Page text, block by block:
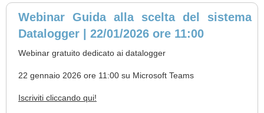
Webinar Guida alla scelta del sistema
Datalogger | 22/01/2026 ore 11:00
Webinar gratuito dedicato ai datalogger
22 gennaio 2026 ore 11:00 su Microsoft Teams
Iscriviti cliccando qui!